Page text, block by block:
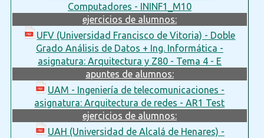
Computadores - ININF1_M10
ejercicios de alumnos:
UFV (Universidad Francisco de Vitoria) - Doble
Grado Análisis de Datos + Ing. Informática -
asignatura: Arquitectura y Z80 - Tema 4 - E
apuntes de alumnos:
UAM - Ingeniería de telecomunicaciones -
asignatura: Arquitectura de redes - AR1 Test
ejercicios de alumnos:
UAH (Universidad de Alcalá de Henares) -